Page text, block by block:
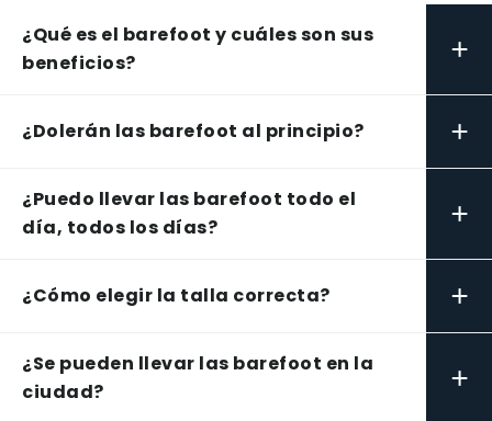
¿Qué es el barefoot y cuáles son sus
beneficios?
+
¿Dolerán las barefoot al principio? +
¿Puedo llevar las barefoot todo el
día, todos los días?
+
¿Cómo elegir la talla correcta? +
¿Se pueden llevar las barefoot en la
ciudad?
+